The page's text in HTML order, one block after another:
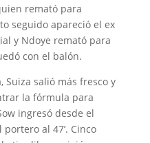
remató para
seguido apareció el ex
y Ndoye remató para
con el balón.
Suiza salió más fresco y
la fórmula para
ingresó desde el
al 47’. Cinco